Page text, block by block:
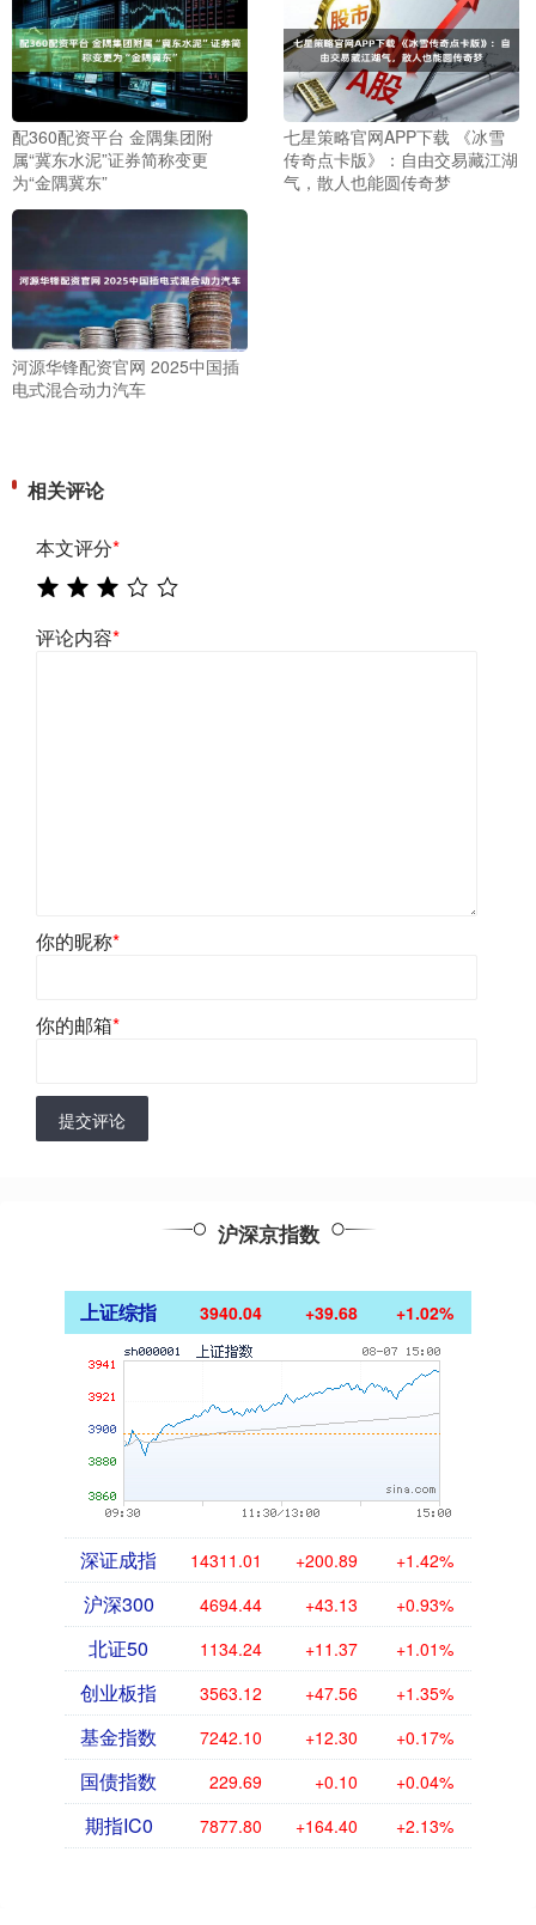
配360配资平台 金隅集团附
属“冀东水泥”证券简称变更
为“金隅冀东”
七星策略官网APP下载 《冰雪
传奇点卡版》：自由交易藏江湖
气，散人也能圆传奇梦
河源华锋配资官网 2025中国插
电式混合动力汽车
相关评论
本文评分*
评论内容*
你的昵称*
你的邮箱*
提交评论
沪深京指数
上证综指 3940.04 +39.68 +1.02%
深证成指 14311.01 +200.89 +1.42%
沪深300 4694.44 +43.13 +0.93%
北证50 1134.24 +11.37 +1.01%
创业板指 3563.12 +47.56 +1.35%
基金指数 7242.10 +12.30 +0.17%
国债指数 229.69 +0.10 +0.04%
期指IC0 7877.80 +164.40 +2.13%